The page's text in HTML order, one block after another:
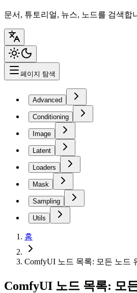
문서, 튜토리얼, 뉴스, 노드를 검색합
페이지 탐색
Advanced
Conditioning
Image
Latent
Loaders
Mask
Sampling
Utils
홈
ComfyUI 노드 목록: 모든 노드
ComfyUI 노드 목록: 모